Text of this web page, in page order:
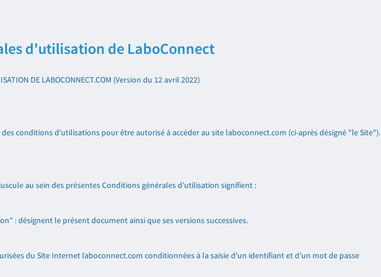
d'utilisation de LaboConnect
DE LABOCONNECT.COM (Version du 12 avril 2022)
conditions d'utilisations pour être autorisé à accéder au site laboconnect.com (ci-après désigné "le Site").
au sein des présentes Conditions générales d’utilisation signifient :
: désignent le présent document ainsi que ses versions successives.
du Site Internet laboconnect.com conditionnées à la saisie d'un identifiant et d'un mot de passe